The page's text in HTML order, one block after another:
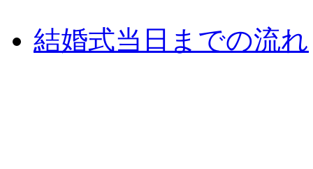
結婚式当日までの流れ